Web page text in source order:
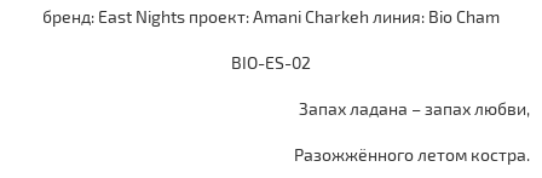
бренд: East Nights проект: Amani Charkeh линия: Bio Cham
BIO-ES-02
Запах ладана – запах любви,
Разожжённого летом костра.